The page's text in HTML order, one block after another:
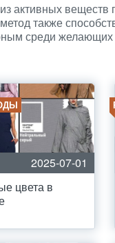
активных веществ
также
среди желающих
2025-07-01
цвета в